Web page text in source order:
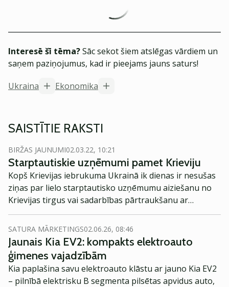
Interesē šī tēma?Sāc sekot šiem atslēgas vārdiem un
saņem paziņojumus, kad ir pieejams jauns saturs!
Ukraina
Ekonomika
SAISTĪTIE RAKSTI
BIRŽAS JAUNUMI02.03.22, 10:21
Starptautiskie uzņēmumi pamet Krieviju
Kopš Krievijas iebrukuma Ukrainā ik dienas ir nesušas
ziņas par lielo starptautisko uzņēmumu aiziešanu no
Krievijas tirgus vai sadarbības pārtraukšanu ar
Krievijas partneriem.
SATURA MĀRKETINGS02.06.26, 08:46
Jaunais Kia EV2: kompakts elektroauto
ģimenes vajadzībām
Kia paplašina savu elektroauto klāstu ar jauno Kia EV2
– pilnībā elektrisku B segmenta pilsētas apvidus auto,